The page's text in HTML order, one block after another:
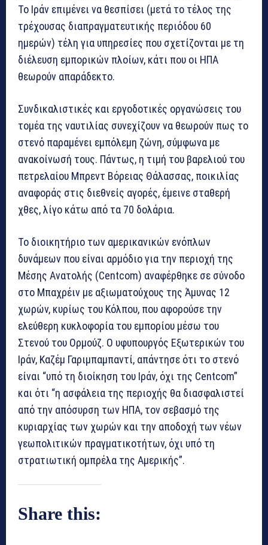
Το Ιράν επιμένει να θεσπίσει (μετά το τέλος της
τρέχουσας διαπραγματευτικής περιόδου 60
ημερών) τέλη για υπηρεσίες που σχετίζονται με τη
διέλευση εμπορικών πλοίων, κάτι που οι ΗΠΑ
θεωρούν απαράδεκτο.
Συνδικαλιστικές και εργοδοτικές οργανώσεις του
τομέα της ναυτιλίας συνεχίζουν να θεωρούν πως το
στενό παραμένει εμπόλεμη ζώνη, σύμφωνα με
ανακοίνωσή τους. Πάντως, η τιμή του βαρελιού του
πετρελαίου Μπρεντ Βόρειας Θάλασσας, ποικιλίας
αναφοράς στις διεθνείς αγορές, έμεινε σταθερή
χθες, λίγο κάτω από τα 70 δολάρια.
Το διοικητήριο των αμερικανικών ενόπλων
δυνάμεων που είναι αρμόδιο για την περιοχή της
Μέσης Ανατολής (Centcom) αναφέρθηκε σε σύνοδο
στο Μπαχρέιν με αξιωματούχους της Άμυνας 12
χωρών, κυρίως του Κόλπου, που αφορούσε την
ελεύθερη κυκλοφορία του εμπορίου μέσω του
Στενού του Ορμούζ. Ο υφυπουργός Εξωτερικών του
Ιράν, Καζέμ Γαριμπαμπαντί, απάντησε ότι το στενό
είναι “υπό τη διοίκηση του Ιράν, όχι της Centcom”
και ότι “η ασφάλεια της περιοχής θα διασφαλιστεί
από την απόσυρση των ΗΠΑ, τον σεβασμό της
κυριαρχίας των χωρών και την αποδοχή των νέων
γεωπολιτικών πραγματικοτήτων, όχι υπό τη
στρατιωτική ομπρέλα της Αμερικής”.
Share this: